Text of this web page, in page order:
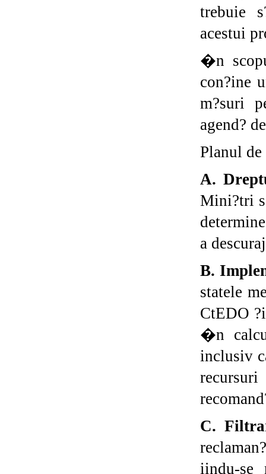
trebuie
acestui
�n
con?ine
m?suri
agend?
Planul de
A.
Mini?tri
a
B.
statele
CtEDO
�n
inclusiv
C.
iindu-se